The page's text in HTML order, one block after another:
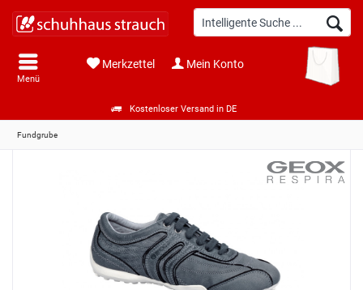
Kostenloser Versand in DE
Menü
Merkzettel Mein Konto
Fundgrube